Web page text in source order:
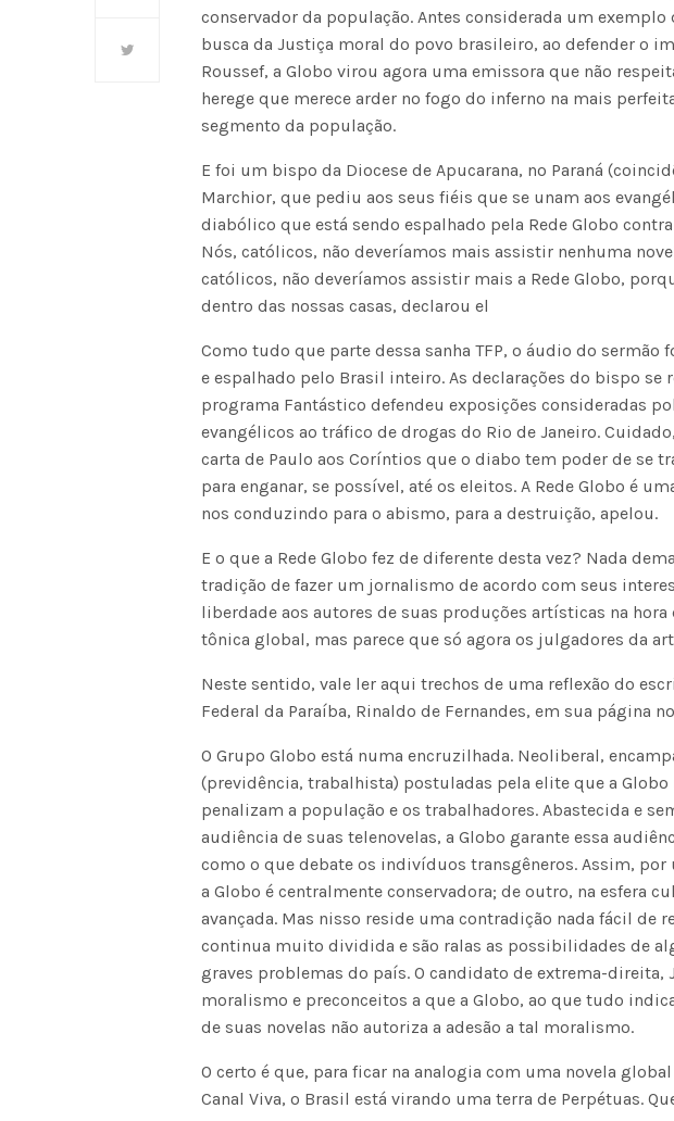
conservador da população. Antes considerada um
busca da Justiça moral do povo brasileiro, ao defender o
Roussef, a Globo virou agora uma emissora que não
herege que merece arder no fogo do inferno na mais
segmento da população.
E foi um bispo da Diocese de Apucarana, no Paraná
Marchior, que pediu aos seus fiéis que se unam aos
diabólico que está sendo espalhado pela Rede Globo
Nós, católicos, não deveríamos mais assistir nenhuma
católicos, não deveríamos assistir mais a Rede Globo,
dentro das nossas casas, declarou el
Como tudo que parte dessa sanha TFP, o áudio do
e espalhado pelo Brasil inteiro. As declarações do bispo se
programa Fantástico defendeu exposições consideradas
evangélicos ao tráfico de drogas do Rio de Janeiro.
carta de Paulo aos Coríntios que o diabo tem poder de se
para enganar, se possível, até os eleitos. A Rede Globo é
nos conduzindo para o abismo, para a destruição, apelou.
E o que a Rede Globo fez de diferente desta vez? Nada
tradição de fazer um jornalismo de acordo com seus
liberdade aos autores de suas produções artísticas na hora
tônica global, mas parece que só agora os julgadores da
Neste sentido, vale ler aqui trechos de uma reflexão do
Federal da Paraíba, Rinaldo de Fernandes, em sua página
O Grupo Globo está numa encruzilhada. Neoliberal,
(previdência, trabalhista) postuladas pela elite que a Globo
penalizam a população e os trabalhadores. Abastecida e
audiência de suas telenovelas, a Globo garante essa
como o que debate os indivíduos transgêneros. Assim,
a Globo é centralmente conservadora; de outro, na esfera
avançada. Mas nisso reside uma contradição nada fácil de
continua muito dividida e são ralas as possibilidades de
graves problemas do país. O candidato de extrema-direita,
moralismo e preconceitos a que a Globo, ao que tudo
de suas novelas não autoriza a adesão a tal moralismo.
O certo é que, para ficar na analogia com uma novela
Canal Viva, o Brasil está virando uma terra de Perpétuas.